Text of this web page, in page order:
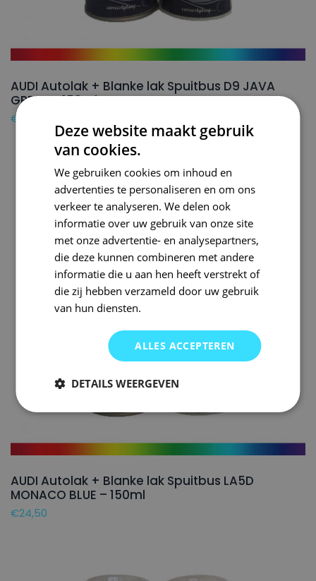
AUDI Autolak + Blanke lak Spuitbus D9 JAVA
GREEN – 150ml
€
AUDI Autolak + Blanke lak Spuitbus LA5D
MONACO BLUE – 150ml
€24,50
Deze website maakt gebruik
van cookies.
We gebruiken cookies om inhoud en
advertenties te personaliseren en om ons
verkeer te analyseren. We delen ook
informatie over uw gebruik van onze site
met onze advertentie- en analysepartners,
die deze kunnen combineren met andere
informatie die u aan hen heeft verstrekt of
die zij hebben verzameld door uw gebruik
van hun diensten.
ALLES ACCEPTEREN
DETAILS WEERGEVEN